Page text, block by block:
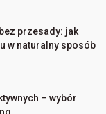
przesady: jak
w naturalny sposób
– wybór